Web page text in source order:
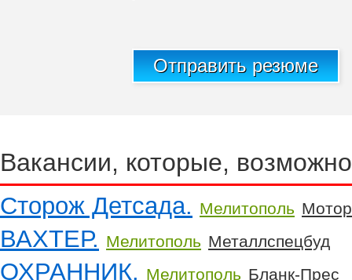
Отправить резюме
Вакансии, которые,
Сторож Детсада. Мелитополь
ВАХТЕР. Мелитополь Металлспецбуд
ОХРАННИК. Мелитополь Бланк-Прес